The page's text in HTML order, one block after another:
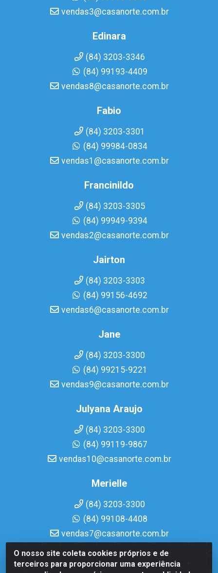
O nosso site coleta cookies próprios e de
terceiros para proporcionar uma experiência
vendas3@casanorte.com.br
Edinara
(84) 3203-3346
(84) 99193-4409
vendas8@casanorte.com.br
Fabio
(84) 3203-3301
(84) 99984-0834
vendas1@casanorte.com.br
Francinildo
(84) 3203-3305
(84) 99949-9394
vendas2@casanorte.com.br
Jairton
(84) 3203-3303
(84) 99156-4692
vendas6@casanorte.com.br
Jane
(84) 3203-3300
(84) 99215-9221
vendas9@casanorte.com.br
Julyana Araujo
(84) 3203-3300
(84) 99119-9867
vendas10@casanorte.com.br
Merielle
(84) 3203-3300
(84) 99108-4408
vendas7@casanorte.com.br
Casa Norte LTDA - Av. Interventor Mário Câmara, 1815 -
Dix-Sept Rosado, Natal/RN - CEP 59054-600 - CNPJ